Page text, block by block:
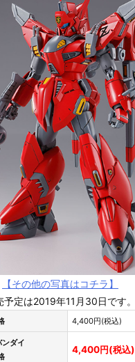
【その他の写真はコチラ】
予定は2019年11月30日です。
4,400円(税込)
ンダイ
4,400円(税込)